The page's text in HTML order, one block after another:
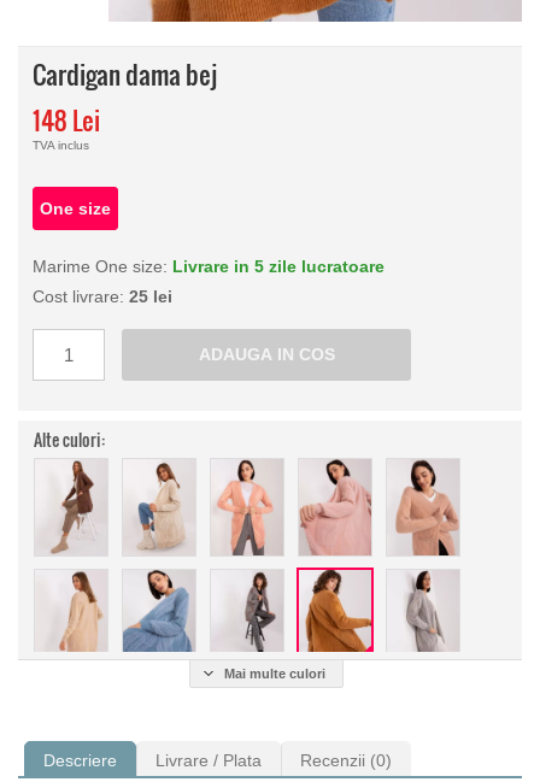
Cardigan dama bej
148 Lei
TVA inclus
One size
Marime One size: Livrare in 5 zile lucratoare
Cost livrare: 25 lei
Alte culori:
Mai multe culori
Descriere Livrare / Plata Recenzii (0)